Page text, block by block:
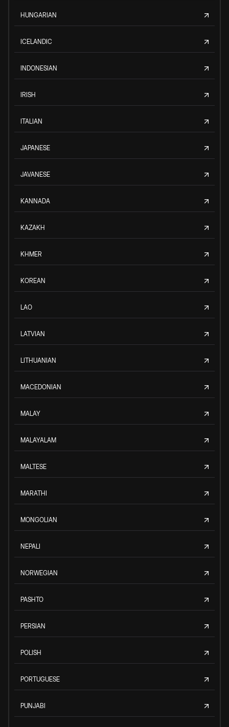
HUNGARIAN
ICELANDIC
INDONESIAN
IRISH
ITALIAN
JAPANESE
JAVANESE
KANNADA
KAZAKH
KHMER
KOREAN
LAO
LATVIAN
LITHUANIAN
MACEDONIAN
MALAY
MALAYALAM
MALTESE
MARATHI
MONGOLIAN
NEPALI
NORWEGIAN
PASHTO
PERSIAN
POLISH
PORTUGUESE
PUNJABI